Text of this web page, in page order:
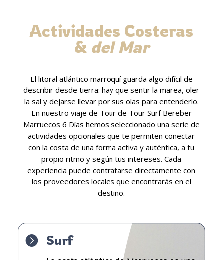
Actividades Costeras
& del Mar
El litoral atlántico marroquí guarda algo difícil de
describir desde tierra: hay que sentir la marea, oler
la sal y dejarse llevar por sus olas para entenderlo.
En nuestro viaje de Tour de Tour Surf Bereber
Marruecos 6 Días hemos seleccionado una serie de
actividades opcionales que te permiten conectar
con la costa de una forma activa y auténtica, a tu
propio ritmo y según tus intereses. Cada
experiencia puede contratarse directamente con
los proveedores locales que encontrarás en el
destino.
 Surf